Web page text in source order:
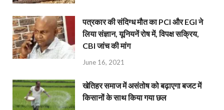
पत्रकार की संदिग्ध मौत का PCI और EGI ने
लिया संज्ञान, यूनियनें रोष में, विपक्ष सक्रिय,
CBI जांच की मांग
June 16, 2021
खेतिहर समाज में असंतोष को बढ़ाएगा बजट में
किसानों के साथ किया गया छल